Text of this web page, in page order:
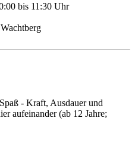
bis 11:30 Uhr
- Kraft, Ausdauer und
aufeinander (ab 12 Jahre;